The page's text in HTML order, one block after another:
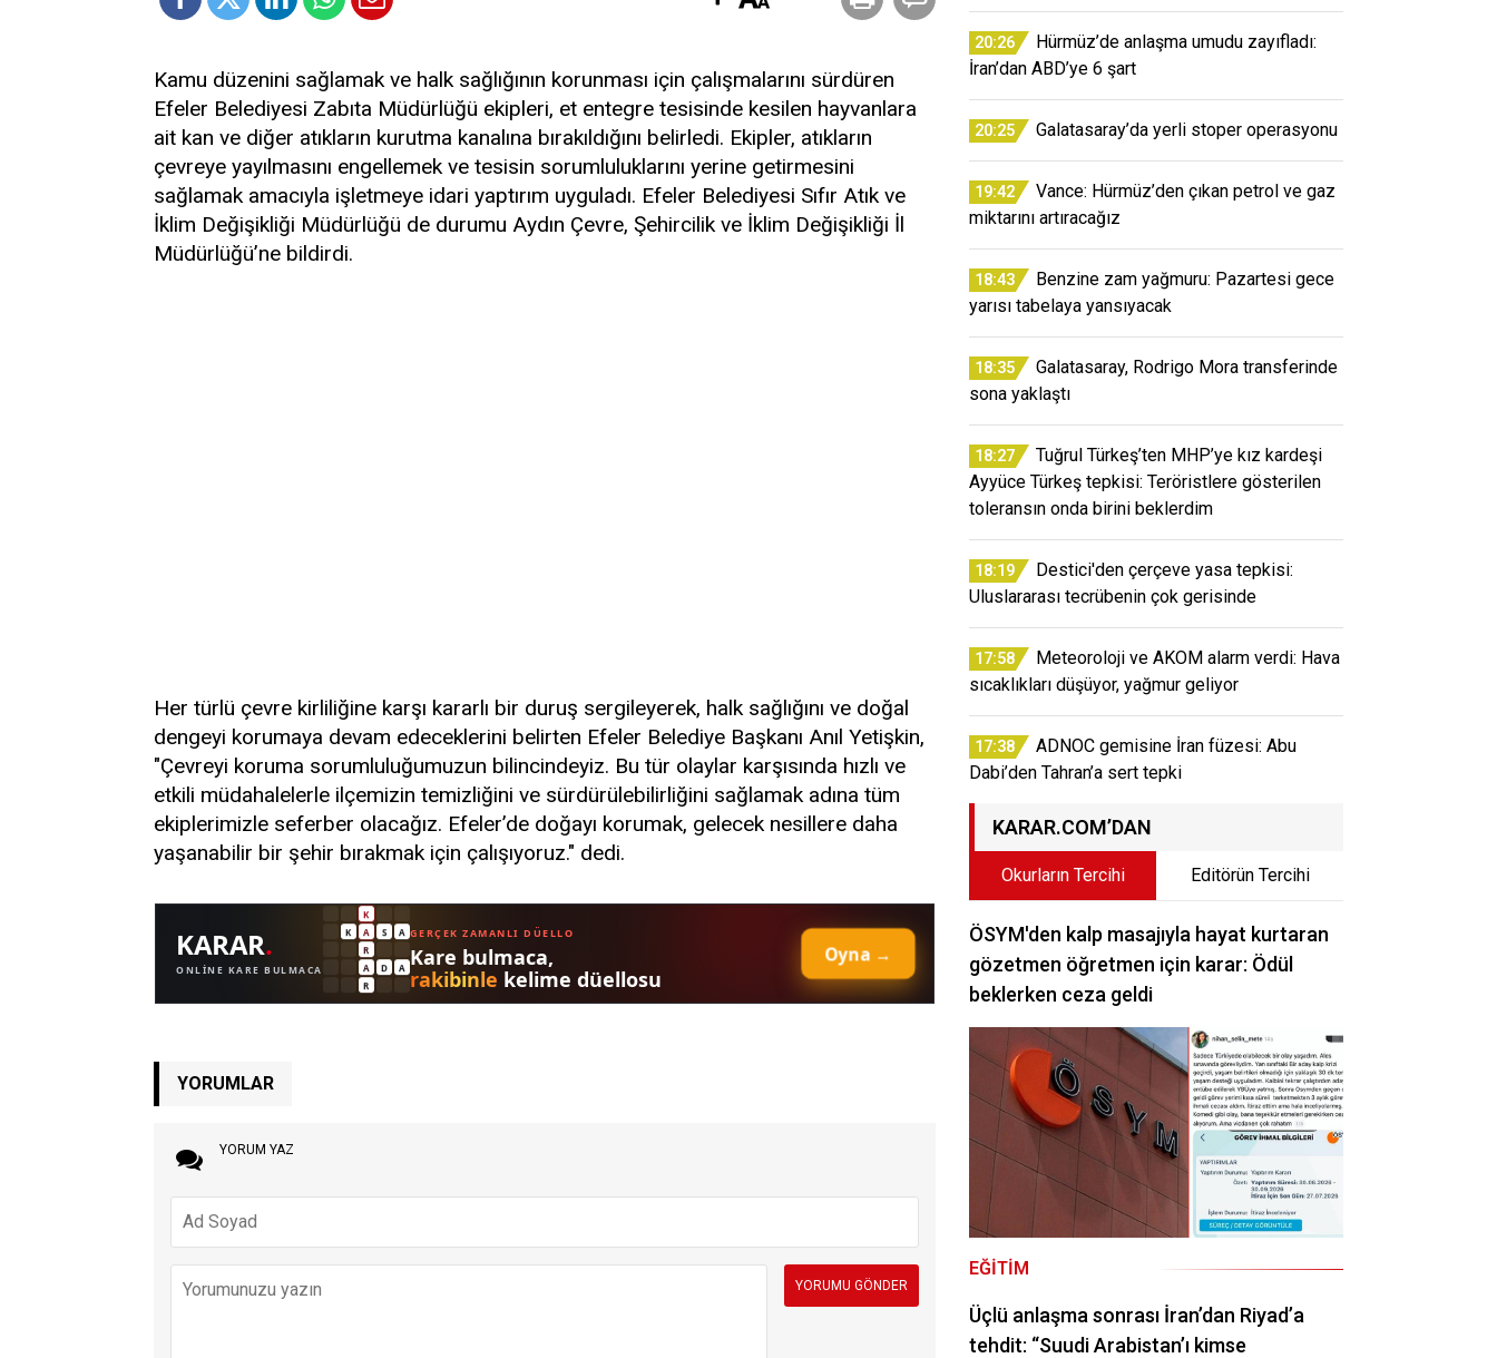
Kamu düzenini sağlamak ve halk sağlığının korunması için çalışmalarını sürdüren
Efeler Belediyesi Zabıta Müdürlüğü ekipleri, et entegre tesisinde kesilen hayvanlara
ait kan ve diğer atıkların kurutma kanalına bırakıldığını belirledi. Ekipler, atıkların
çevreye yayılmasını engellemek ve tesisin sorumluluklarını yerine getirmesini
sağlamak amacıyla işletmeye idari yaptırım uyguladı. Efeler Belediyesi Sıfır Atık ve
İklim Değişikliği Müdürlüğü de durumu Aydın Çevre, Şehircilik ve İklim Değişikliği İl
Müdürlüğü’ne bildirdi.
Her türlü çevre kirliliğine karşı kararlı bir duruş sergileyerek, halk sağlığını ve doğal
dengeyi korumaya devam edeceklerini belirten Efeler Belediye Başkanı Anıl Yetişkin,
"Çevreyi koruma sorumluluğumuzun bilincindeyiz. Bu tür olaylar karşısında hızlı ve
etkili müdahalelerle ilçemizin temizliğini ve sürdürülebilirliğini sağlamak adına tüm
ekiplerimizle seferber olacağız. Efeler’de doğayı korumak, gelecek nesillere daha
yaşanabilir bir şehir bırakmak için çalışıyoruz." dedi.
YORUMLAR
YORUM YAZ
20:26
Hürmüz’de anlaşma umudu zayıfladı:
İran’dan ABD’ye 6 şart
20:25 Galatasaray’da yerli stoper operasyonu
19:42
Vance: Hürmüz’den çıkan petrol ve gaz
miktarını artıracağız
18:43
Benzine zam yağmuru: Pazartesi gece
yarısı tabelaya yansıyacak
18:35
Galatasaray, Rodrigo Mora transferinde
sona yaklaştı
18:27
Tuğrul Türkeş’ten MHP’ye kız kardeşi
Ayyüce Türkeş tepkisi: Teröristlere gösterilen
toleransın onda birini beklerdim
18:19
Destici'den çerçeve yasa tepkisi:
Uluslararası tecrübenin çok gerisinde
17:58
Meteoroloji ve AKOM alarm verdi: Hava
sıcaklıkları düşüyor, yağmur geliyor
17:38
ADNOC gemisine İran füzesi: Abu
Dabi’den Tahran’a sert tepki
KARAR.COM’DAN
Okurların Tercihi Editörün Tercihi
ÖSYM'den kalp masajıyla hayat kurtaran
gözetmen öğretmen için karar: Ödül
beklerken ceza geldi
EĞITIM
Üçlü anlaşma sonrası İran’dan Riyad’a
tehdit: “Suudi Arabistan’ı kimse